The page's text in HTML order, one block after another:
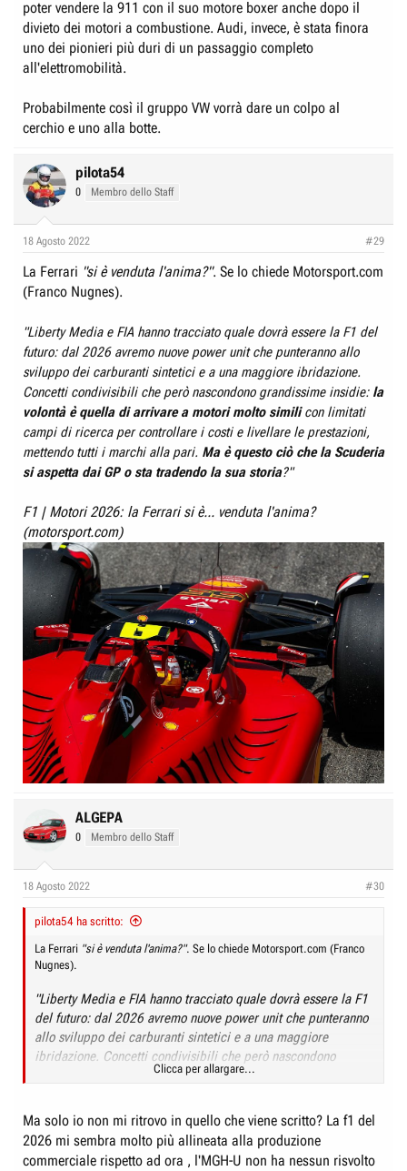
poter vendere la 911 con il suo motore boxer anche dopo il
divieto dei motori a combustione. Audi, invece, è stata finora
uno dei pionieri più duri di un passaggio completo
all'elettromobilità.
Probabilmente così il gruppo VW vorrà dare un colpo al
cerchio e uno alla botte.
pilota54
0 Membro dello Staff
18 Agosto 2022 #29
La Ferrari "si è venduta l'anima?". Se lo chiede Motorsport.com
(Franco Nugnes).
"Liberty Media e FIA hanno tracciato quale dovrà essere la F1 del
futuro: dal 2026 avremo nuove power unit che punteranno allo
sviluppo dei carburanti sintetici e a una maggiore ibridazione.
Concetti condivisibili che però nascondono grandissime insidie: la
volontà è quella di arrivare a motori molto similicon limitati
campi di ricerca per controllare i costi e livellare le prestazioni,
mettendo tutti i marchi alla pari. Ma è questo ciò che la Scuderia
si aspetta dai GP o sta tradendo la sua storia?"
F1 | Motori 2026: la Ferrari si è... venduta l'anima?
(motorsport.com)
ALGEPA
0 Membro dello Staff
18 Agosto 2022 #30
pilota54 ha scritto:
La Ferrari "si è venduta l'anima?". Se lo chiede Motorsport.com (Franco
Nugnes).
"Liberty Media e FIA hanno tracciato quale dovrà essere la F1
del futuro: dal 2026 avremo nuove power unit che punteranno
allo sviluppo dei carburanti sintetici e a una maggiore
ibridazione. Concetti condivisibili che però nascondono
la volontà è quella di arrivare a motori
costi e livellare le prestazioni, mettendo tutti i marchi alla
pari.
Ma è questo ciò che la Scuderia si aspetta dai GP o
sta tradendo la sua storia
Clicca per allargare...
Ma solo io non mi ritrovo in quello che viene scritto? La f1 del
2026 mi sembra molto più allineata alla produzione
commerciale rispetto ad ora , l'MGH-U non ha nessun risvolto